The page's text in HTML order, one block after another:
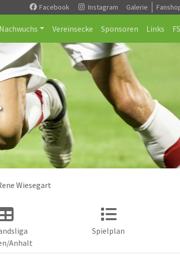
Facebook Instagram Galerie
Nachwuchs Vereinsecke Sponsoren Links
Wiesegart
Anhalt
Spielplan